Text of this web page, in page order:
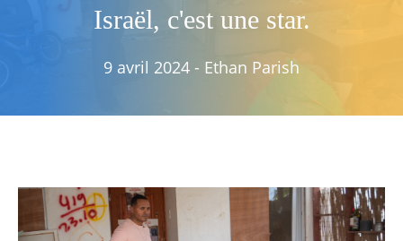
Israël, c'est une star.
9 avril 2024 - Ethan Parish